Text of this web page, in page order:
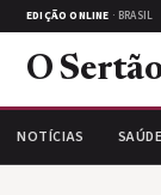
EDIÇÃO ONLINE · BRASIL
O
NOTÍCIAS SAÚDE